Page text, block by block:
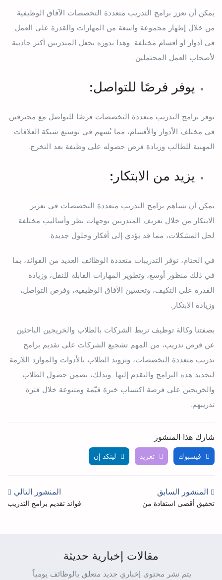
يمكن أن تعزز برامج التدريب متعددة التخصصات الآفاق الوظيفية
من خلال إظهار مجموعة واسعة من المهارات والقدرة على العمل
في أدوار أو أقسام مختلفة. وهذا بدوره يجعل المتدربين أكثر جاذبية
لأصحاب العمل المحتملين.
يوفر فرصًا للتواصل:
توفر برامج التدريب متعددة التخصصات فرصًا للتواصل مع محترفين
في مختلف الأدوار والأقسام، مما يُسهم في توسيع شبكة العلاقات
المهنية للطالب وزيادة فرص حصوله على وظيفة بعد التخرج.
يزيد من الابتكار:
يمكن أن تساهم برامج التدريب متعددة التخصصات في تعزيز
الابتكار من خلال تعريف المتدربين بوجهات نظر وأساليب مختلفة
لحل المشكلات، مما قد يؤدي إلى أفكار وحلول جديدة.
في الختام، توفر التدريبات متعددة الوظائف العديد من الفوائد، بما
في ذلك منظور أوسع، وتطوير المهارات القابلة للنقل، وزيادة
القدرة على التكيف، وتحسين الآفاق الوظيفية، وفرص التواصل،
وزيادة الابتكار.
بصفتنا وكالة توظيف تربط الشركات بالطلاب والخريجين الباحثين
عن فرص تدريب، من المهم تشجيع الشركات على تقديم برامج
تدريب متعددة التخصصات، وتزويد الطلاب بالأدوات والموارد اللازمة
لتحديد هذه البرامج والتقدم إليها. وبذلك، نضمن حصول الطلاب
والخريجين على فرصة اكتساب خبرة قيّمة ومتنوعة خلال فترة
تدريبهم.
شارك هذا المنشور
فيسبوك تغريد لينكد إن
المنشور السابق
تحقيق أقصى استفادة من
المنشور التالي
فوائد تقديم برامج التدريب
مقالات إخبارية حديثة
يتم نشر محتوى إخباري جديد متعلق بالوظائف يومياً.